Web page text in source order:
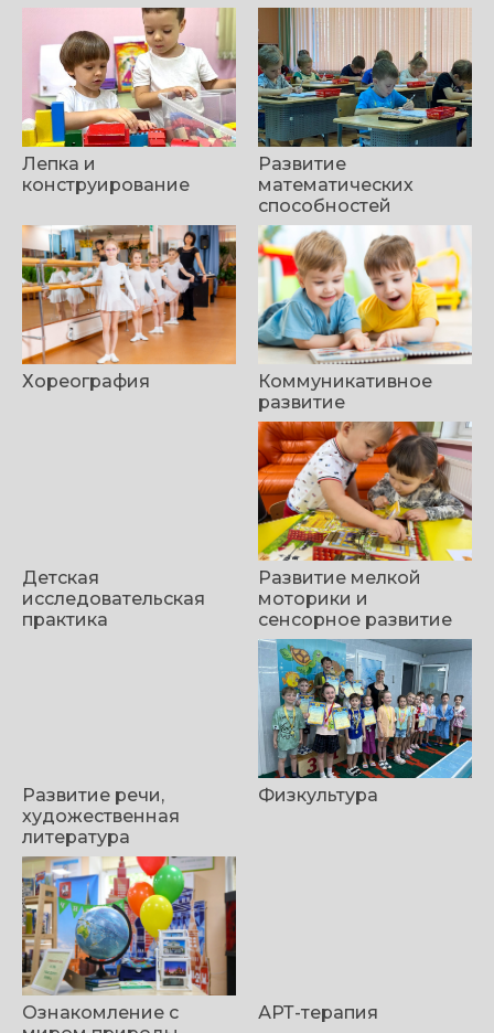
Лепка и
конструирование
Развитие
математических
способностей
Хореография
Коммуникативное
развитие
Детская
исследовательская
практика
Развитие мелкой
моторики и
сенсорное развитие
Развитие речи,
художественная
литература
Физкультура
Ознакомление с
АРТ-терапия